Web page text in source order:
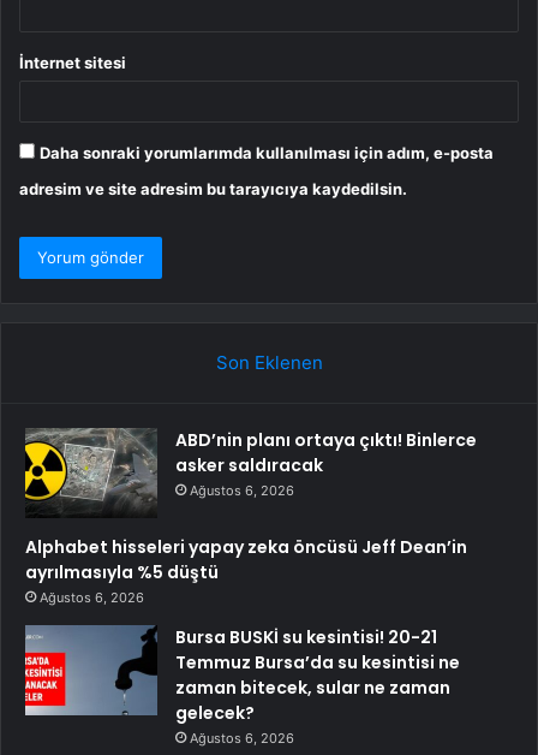
İnternet sitesi
Daha sonraki yorumlarımda kullanılması için adım, e-posta
adresim ve site adresim bu tarayıcıya kaydedilsin.
Son Eklenen
ABD’nin planı ortaya çıktı! Binlerce
asker saldıracak
Ağustos 6, 2026
Alphabet hisseleri yapay zeka öncüsü Jeff Dean’in
ayrılmasıyla %5 düştü
Ağustos 6, 2026
Bursa BUSKİ su kesintisi! 20-21
Temmuz Bursa’da su kesintisi ne
zaman bitecek, sular ne zaman
gelecek?
Ağustos 6, 2026